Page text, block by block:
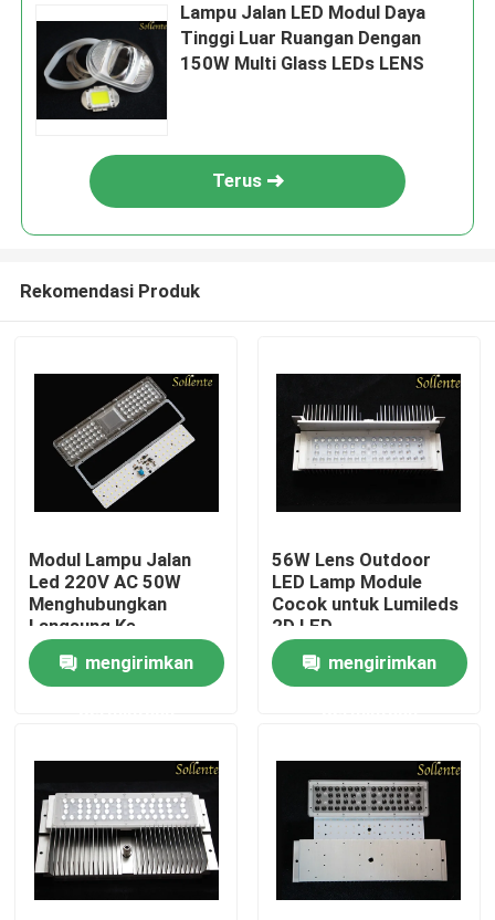
Video
Lampu Jalan LED Modul Daya
Tinggi Luar Ruangan Dengan
150W Multi Glass LEDs LENS
Terus
Rekomendasi Produk
Modul Lampu Jalan
Led 220V AC 50W
Menghubungkan
Langsung Ke
Tegangan Saluran AC
mengirimkan
56W Lens Outdoor
LED Lamp Module
Cocok untuk Lumileds
2D LED
mengirimkan